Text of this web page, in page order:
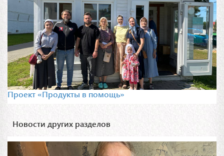
Проект «Продукты в помощь»
Новости других разделов